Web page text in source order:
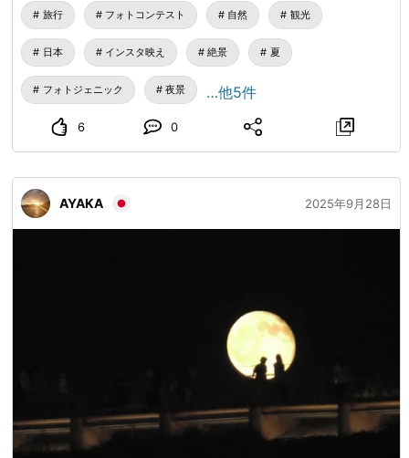
旅行 フォトコンテスト 自然 観光
日本 インスタ映え 絶景 夏
フォトジェニック 夜景 …他5件
6 0
AYAKA 2025年9月28日